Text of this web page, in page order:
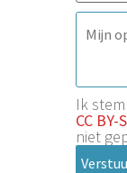
Ik
CC BY-
niet